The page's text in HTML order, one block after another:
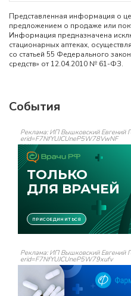
Представленная информация о
предложением о продаже или
Информация предназначена
стационарных аптеках,
со статьей 55 Федерального
средств» от 12.04.2010 № 61-ФЗ.
События
Реклама: ИП Вышковский
erid=F7NfYUJCUneP5W78VwNF
Реклама: ИП Вышковский
erid=F7NfYUJCUneP5W79xufv